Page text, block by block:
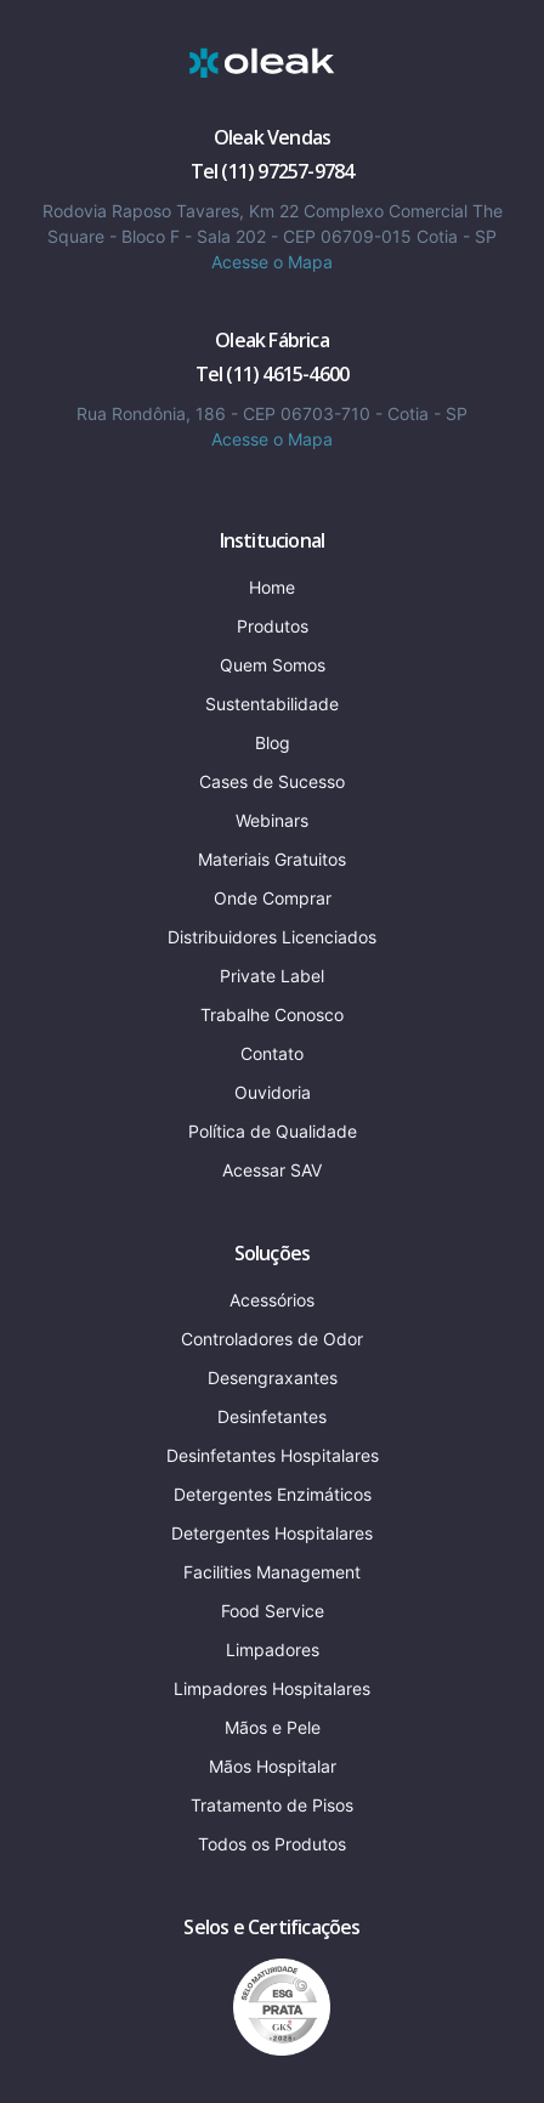
Oleak Vendas
Tel (11) 97257-9784
Rodovia Raposo Tavares, Km 22 Complexo Comercial The
Square - Bloco F - Sala 202 - CEP 06709-015 Cotia - SP
Acesse o Mapa
Oleak Fábrica
Tel (11) 4615-4600
Rua Rondônia, 186 - CEP 06703-710 - Cotia - SP
Acesse o Mapa
Institucional
Home
Produtos
Quem Somos
Sustentabilidade
Blog
Cases de Sucesso
Webinars
Materiais Gratuitos
Onde Comprar
Distribuidores Licenciados
Private Label
Trabalhe Conosco
Contato
Ouvidoria
Política de Qualidade
Acessar SAV
Soluções
Acessórios
Controladores de Odor
Desengraxantes
Desinfetantes
Desinfetantes Hospitalares
Detergentes Enzimáticos
Detergentes Hospitalares
Facilities Management
Food Service
Limpadores
Limpadores Hospitalares
Mãos e Pele
Mãos Hospitalar
Tratamento de Pisos
Todos os Produtos
Selos e Certificações